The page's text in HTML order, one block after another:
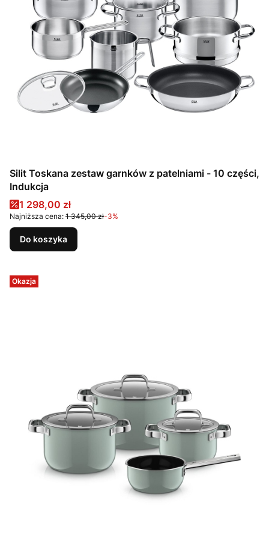
Silit Toskana zestaw garnków z patelniami - 10 części,
Indukcja
Cena promocyjna
1 298,00 zł
Najniższa cena: 1 345,00 zł-3%
Do koszyka
Okazja